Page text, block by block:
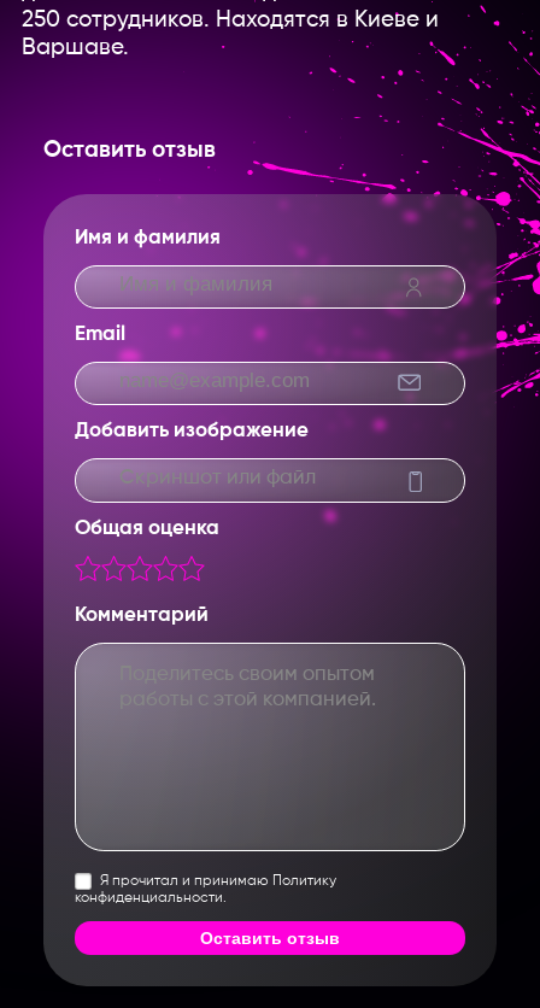
250 сотрудников. Находятся в Киеве и
Варшаве.
Оставить отзыв
Имя и фамилия
Email
Добавить изображение
Скриншот или файл
Общая оценка
Комментарий
Я прочитал и принимаю Политику
конфиденциальности.
Оставить отзыв